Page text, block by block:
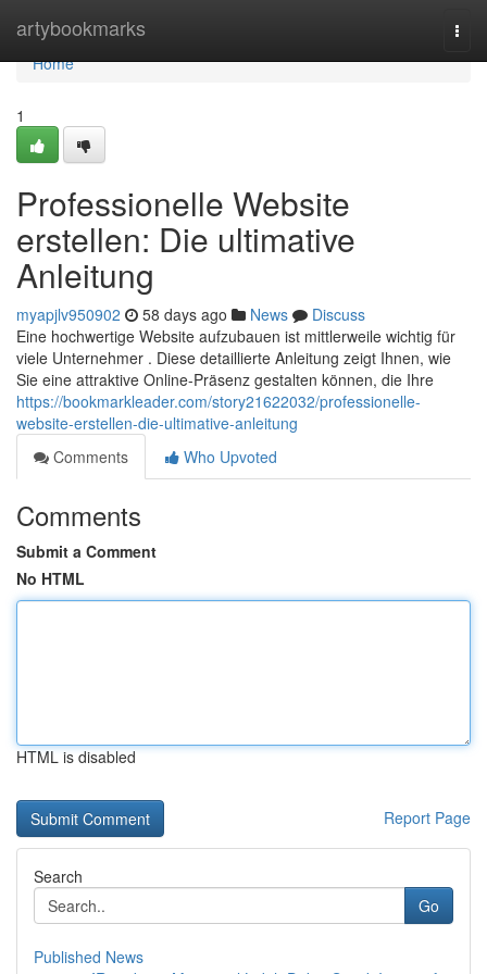
artybookmarks
Home
Home
1
Professionelle Website
erstellen: Die ultimative
Anleitung
myapjlv950902 58 days ago News
Discuss
Eine hochwertige Website aufzubauen ist mittlerweile wichtig für
viele Unternehmer . Diese detaillierte Anleitung zeigt Ihnen, wie
Sie eine attraktive Online-Präsenz gestalten können, die Ihre
https://bookmarkleader.com/story21622032/professionelle-
website-erstellen-die-ultimative-anleitung
Comments
Who Upvoted
Comments
Submit a Comment
No HTML
HTML is disabled
Report Page
Search
Go
Published News